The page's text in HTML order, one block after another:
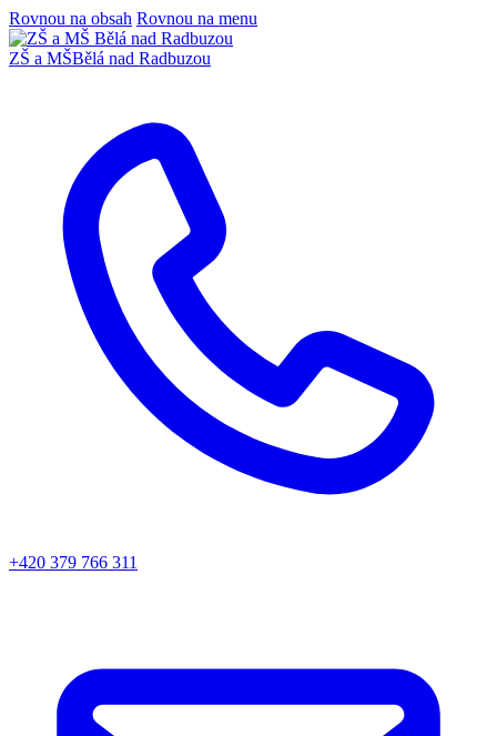
Rovnou na obsah Rovnou na menu
ZŠ a MŠBělá nad Radbuzou
+420 379 766 311